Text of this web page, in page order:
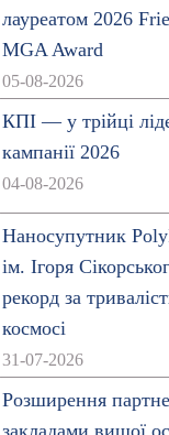
лауреатом 2026
MGA Award
05-08-2026
КПІ — у трійці
кампанії 2026
04-08-2026
Наносупутник
ім. Ігоря
рекорд за
космосі
31-07-2026
Розширення
закладами вищої